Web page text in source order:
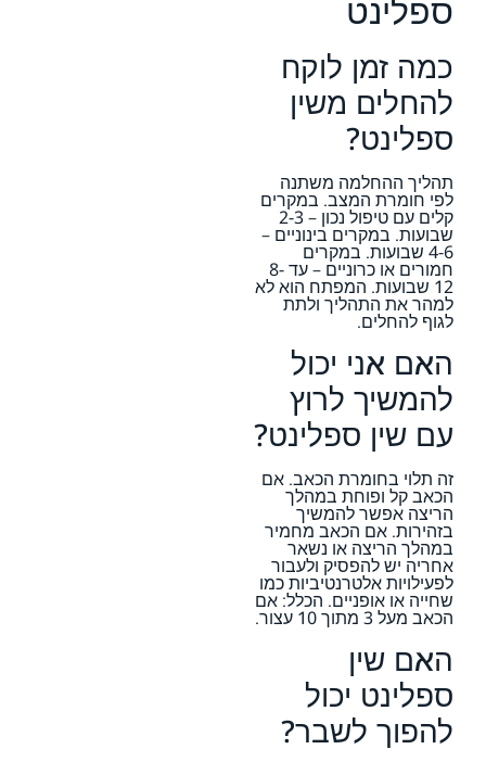
ספלינט
כמה זמן לוקח
להחלים משין
ספלינט?
תהליך ההחלמה משתנה
לפי חומרת המצב. במקרים
קלים עם טיפול נכון – 2-3
שבועות. במקרים בינוניים –
4-6 שבועות. במקרים
חמורים או כרוניים – עד 8-
12 שבועות. המפתח הוא לא
למהר את התהליך ולתת
לגוף להחלים.
האם אני יכול
להמשיך לרוץ
עם שין ספלינט?
זה תלוי בחומרת הכאב. אם
הכאב קל ופוחת במהלך
הריצה אפשר להמשיך
בזהירות. אם הכאב מחמיר
במהלך הריצה או נשאר
אחריה יש להפסיק ולעבור
לפעילויות אלטרנטיביות כמו
שחייה או אופניים. הכלל: אם
הכאב מעל 3 מתוך 10 עצור.
האם שין
ספלינט יכול
להפוך לשבר?